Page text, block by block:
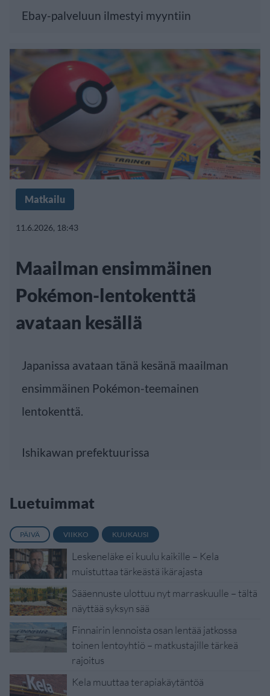
Ebay-palveluun ilmestyi myyntiin
Matkailu
11.6.2026, 18:43
Maailman ensimmäinen
Pokémon-lentokenttä
avataan kesällä
Japanissa avataan tänä kesänä maailman
ensimmäinen Pokémon-teemainen
lentokenttä.
Ishikawan prefektuurissa
Luetuimmat
PÄIVÄ VIIKKO KUUKAUSI
Leskeneläke ei kuulu kaikille – Kela
muistuttaa tärkeästä ikärajasta
Sääennuste ulottuu nyt marraskuulle – tältä
näyttää syksyn sää
Finnairin lennoista osan lentää jatkossa
toinen lentoyhtiö – matkustajille tärkeä
rajoitus
Kela muuttaa terapiakäytäntöä